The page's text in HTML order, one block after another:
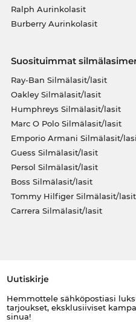
Ralph Aurinkolasit
Burberry Aurinkolasit
Suosituimmat
Ray-Ban Silmälasit/lasit
Oakley Silmälasit/lasit
Humphreys Silmälasit/lasit
Marc O Polo Silmälasit/lasit
Emporio Armani Silmälasit/
Guess Silmälasit/lasit
Persol Silmälasit/lasit
Boss Silmälasit/lasit
Tommy Hilfiger Silmälasit/lasit
Carrera Silmälasit/lasit
Uutiskirje
Hemmottele sähköpostiasi
tarjoukset, eksklusiiviset
sinua!